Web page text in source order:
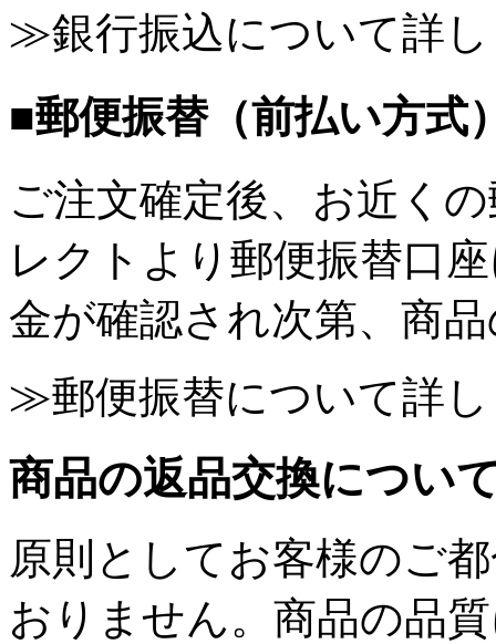
≫銀行振込について詳
■郵便振替（前払い方式
ご注文確定後、お近く
レクトより郵便振替口
金が確認され次第、商
≫郵便振替について詳
商品の返品交換につい
原則としてお客様のご
おりません。商品の品